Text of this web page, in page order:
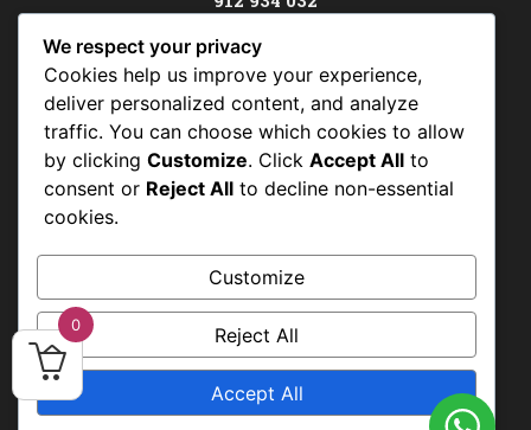
Síguenos en:
POLÍTICAS Y CONDICIONES
Políticas y condiciones
We respect your privacy
Cookies help us improve your experience,
deliver personalized content, and analyze
traffic. You can choose which cookies to allow
by clicking Customize. Click Accept All to
consent or Reject All to decline non-essential
cookies.
Customize
Reject All
Accept All
0